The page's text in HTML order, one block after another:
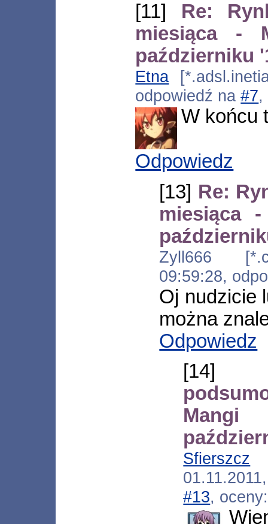
[11] Re:
miesiąca -
październiku
Etna
odpowiedź na#7,
W końcu
Odpowiedz
[13] Re:
miesiąca
Zyll666
09:59:28,
Oj nudzicie
można
Odpowiedz
Sfierszcz
#13,